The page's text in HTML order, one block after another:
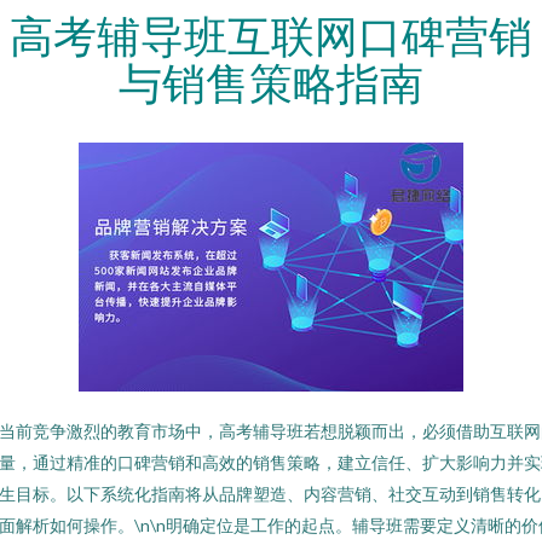
高考辅导班互联网口碑营销
与销售策略指南
前竞争激烈的教育市场中，高考辅导班若想脱颖而出，必须借助互联
，通过精准的口碑营销和高效的销售策略，建立信任、扩大影响力并
目标。以下系统化指南将从品牌塑造、内容营销、社交互动到销售转
解析如何操作。\n\n明确定位是工作的起点。辅导班需要定义清晰的价